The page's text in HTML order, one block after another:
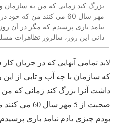
مهر سال 60 می کنند من که
نیامد باری پرسیدم که مگر در آن
دانی این روز، سالروز تظاهرات
لابد تمامی آنهایی که در جریان
که سازمان با چه آب و تابی از
داشت آنرا بزرگ کند زمانی که
صحبت از 5 مهر
بودم چیزی یادم نیامد باری